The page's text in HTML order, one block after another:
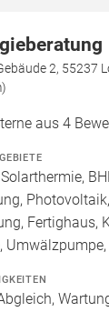
2, 55237
aus 4
Fertighaus,